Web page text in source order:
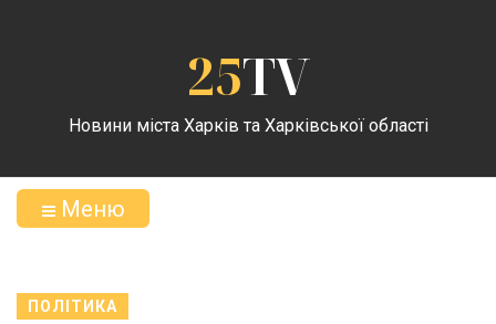
25TV
Новини міста Харків та Харківської області
Меню
ПОЛІТИКА